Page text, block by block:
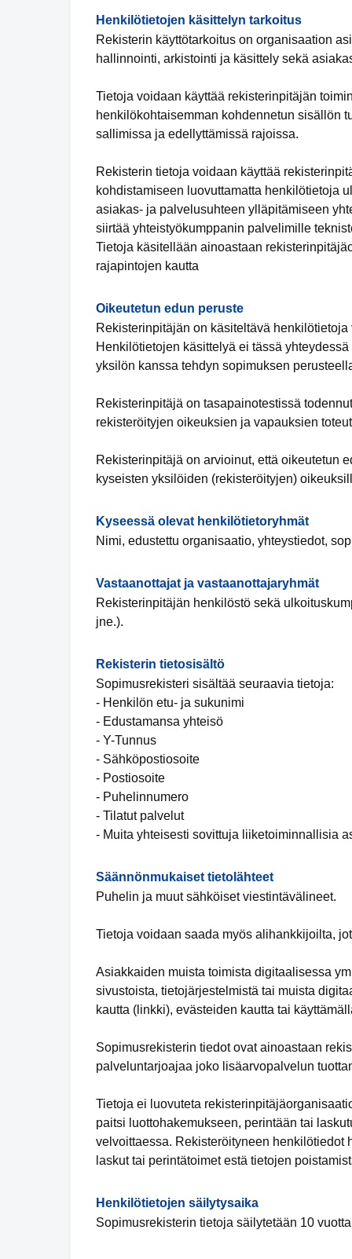
Henkilötietojen käsittelyn tarkoitus
Rekisterin käyttötarkoitus on organisaation
hallinnointi, arkistointi ja käsittely sekä
Tietoja voidaan käyttää rekisterinpitäjän
henkilökohtaisemman kohdennetun sisällön
sallimissa ja edellyttämissä rajoissa.
Rekisterin tietoja voidaan käyttää
kohdistamiseen luovuttamatta henkilötietoja
asiakas- ja palvelusuhteen ylläpitämiseen
siirtää yhteistyökumppanin palvelimille
Tietoja käsitellään ainoastaan
rajapintojen kautta
Oikeutetun edun peruste
Rekisterinpitäjän on käsiteltävä
Henkilötietojen käsittelyä ei tässä
yksilön kanssa tehdyn sopimuksen
Rekisterinpitäjä on tasapainotestissä
rekisteröityjen oikeuksien ja vapauksien
Rekisterinpitäjä on arvioinut, että oikeutetun
kyseisten yksilöiden (rekisteröityjen)
Kyseessä olevat henkilötietoryhmät
Nimi, edustettu organisaatio, yhteystiedot,
Vastaanottajat ja vastaanottajaryhmät
Rekisterinpitäjän henkilöstö sekä
jne.).
Rekisterin tietosisältö
Sopimusrekisteri sisältää seuraavia tietoja:
- Henkilön etu- ja sukunimi
- Edustamansa yhteisö
- Y-Tunnus
- Sähköpostiosoite
- Postiosoite
- Puhelinnumero
- Tilatut palvelut
- Muita yhteisesti sovittuja liiketoiminnallisia
Säännönmukaiset tietolähteet
Puhelin ja muut sähköiset viestintävälineet.
Tietoja voidaan saada myös alihankkijoilta,
Asiakkaiden muista toimista digitaalisessa
sivustoista, tietojärjestelmistä tai muista
kautta (linkki), evästeiden kautta tai
Sopimusrekisterin tiedot ovat ainoastaan
palveluntarjoajaa joko lisäarvopalvelun
Tietoja ei luovuteta
paitsi luottohakemukseen, perintään tai
velvoittaessa. Rekisteröityneen henkilötiedot
laskut tai perintätoimet estä tietojen
Henkilötietojen säilytysaika
Sopimusrekisterin tietoja säilytetään 10